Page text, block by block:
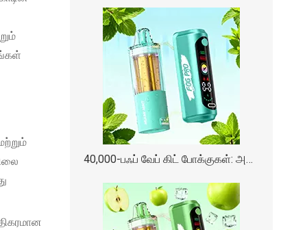
40,000-பஃப் வேப் கிட் போக்குகள்: அதிக திறன் கொண்ட சாதனங்கள் ஏன் பிரபலமடைந்து வருகின்றன